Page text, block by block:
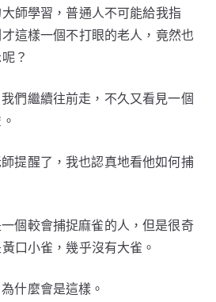
師學習，普通人不可能給我指
這樣一個不打眼的老人，竟然也
？
們繼續往前走，不久又看見一個
提醒了，我也認真地看他如何捕
個較會捕捉麻雀的人，但是很奇
口小雀，幾乎沒有大雀。
什麼會是這樣。